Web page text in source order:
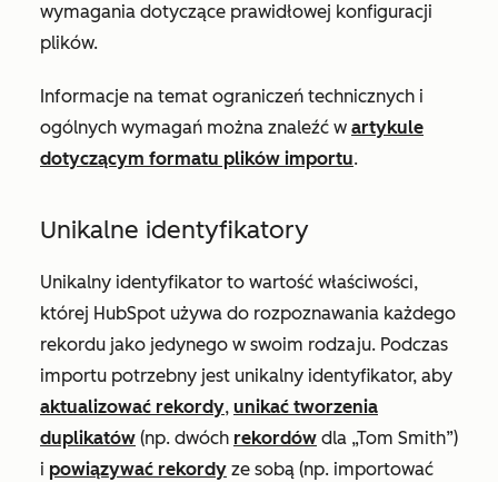
wymagania dotyczące prawidłowej konfiguracji
plików.
Informacje na temat ograniczeń technicznych i
ogólnych wymagań można znaleźć w artykule
dotyczącym formatu plików importu.
Unikalne identyfikatory
Unikalny identyfikator to wartość właściwości,
której HubSpot używa do rozpoznawania każdego
rekordu jako jedynego w swoim rodzaju. Podczas
importu potrzebny jest unikalny identyfikator, aby
aktualizować rekordy, unikać tworzenia
duplikatów (np. dwóch rekordów dla „Tom Smith”)
i powiązywać rekordy ze sobą (np. importować